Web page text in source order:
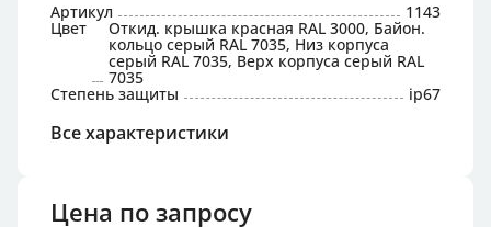
Артикул 1143
Цвет Откид. крышка красная RAL 3000, Байон.
кольцо серый RAL 7035, Низ корпуса
серый RAL 7035, Верх корпуса серый RAL
7035
Степень защиты ip67
Все характеристики
Цена по запросу